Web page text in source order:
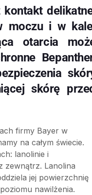
kontakt
moczu i w
otarcia
skórę
firmy Bayer w
na całym świecie.
lanolinie i
zewnątrz. Lanolina
jej powierzchnię
nawilżenia.